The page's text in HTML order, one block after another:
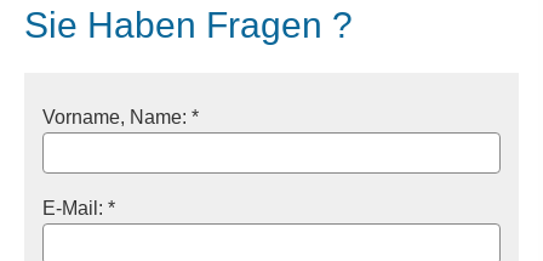
Sie Haben Fragen ?
Vorname, Name: *
E-Mail: *